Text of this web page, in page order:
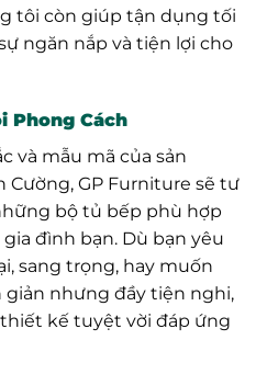
tôi còn giúp tận dụng tối
ngăn nắp và tiện lợi cho
Phong Cách
và mẫu mã của sản
GP Furniture sẽ tư
bộ tủ bếp phù hợp
đình bạn. Dù bạn yêu
sang trọng, hay muốn
nhưng đầy tiện nghi,
kế tuyệt vời đáp ứng